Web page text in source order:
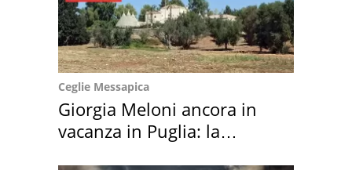
Ceglie Messapica
Giorgia Meloni ancora in
vacanza in Puglia: la